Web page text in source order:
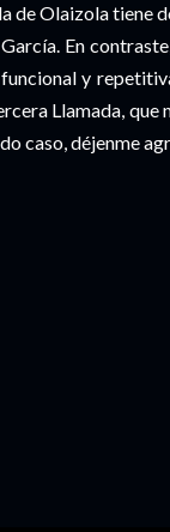
de Olaizola tiene
En
y
Llamada, que
caso, déjenme